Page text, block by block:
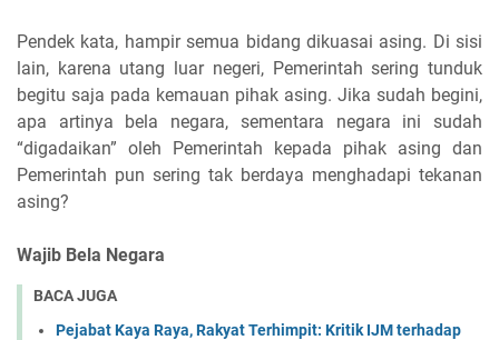
Pendek kata, hampir semua bidang dikuasai asing. Di sisi
lain, karena utang luar negeri, Pemerintah sering tunduk
begitu saja pada kemauan pihak asing. Jika sudah begini,
apa artinya bela negara, sementara negara ini sudah
“digadaikan” oleh Pemerintah kepada pihak asing dan
Pemerintah pun sering tak berdaya menghadapi tekanan
asing?
Wajib Bela Negara
BACA JUGA
Pejabat Kaya Raya, Rakyat Terhimpit: Kritik IJM terhadap